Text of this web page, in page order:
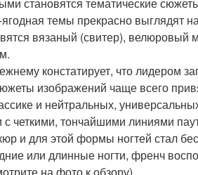
темы прекрасно выглядят
вязаный (свитер), велюровый
констатирует, что лидером
изображений чаще всего
и нейтральных,
с четкими, тончайшими линиями
и для этой формы ногтей стал
или длинные ногти, френч